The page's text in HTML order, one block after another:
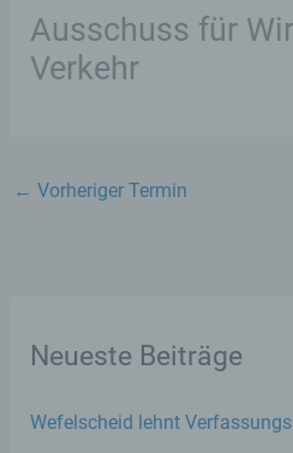
Ausschuss für
Verkehr
← Vorheriger Termin
Neueste Beiträge
Wefelscheid lehnt